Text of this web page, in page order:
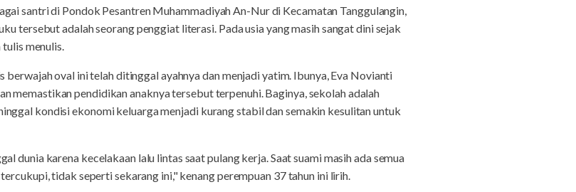
santri di Pondok Pesantren Muhammadiyah An-Nur di Kecamatan Tanggulangin,
tersebut adalah seorang penggiat literasi. Pada usia yang masih sangat dini sejak
menulis.
berwajah oval ini telah ditinggal ayahnya dan menjadi yatim. Ibunya, Eva Novianti
memastikan pendidikan anaknya tersebut terpenuhi. Baginya, sekolah adalah
kondisi ekonomi keluarga menjadi kurang stabil dan semakin kesulitan untuk
dunia karena kecelakaan lalu lintas saat pulang kerja. Saat suami masih ada semua
tidak seperti sekarang ini," kenang perempuan 37 tahun ini lirih.